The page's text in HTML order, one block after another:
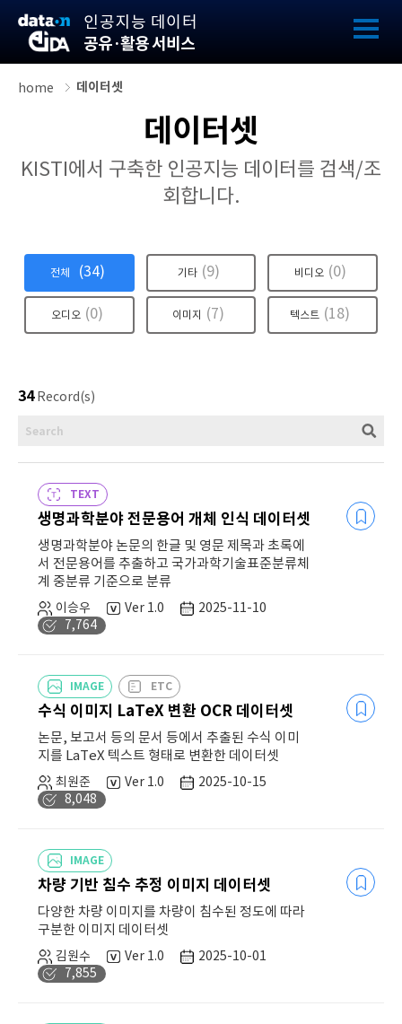
인공지능 데이터
공유·활용 서비스
home 데이터셋
데이터셋
KISTI에서 구축한 인공지능 데이터를 검색/조
회합니다.
전체 34 기타 9 비디오 0
오디오 0 이미지 7 텍스트 18
34Record(s)
TEXT
생명과학분야 전문용어 개체 인식 데이터셋
생명과학분야 논문의 한글 및 영문 제목과 초록에
서 전문용어를 추출하고 국가과학기술표준분류체
계 중분류 기준으로 분류
이승우 Ver 1.0
2025-11-10
7,764
IMAGE ETC
수식 이미지 LaTeX 변환 OCR 데이터셋
논문, 보고서 등의 문서 등에서 추출된 수식 이미
지를 LaTeX 텍스트 형태로 변환한 데이터셋
최원준 Ver 1.0
2025-10-15
8,048
IMAGE
차량 기반 침수 추정 이미지 데이터셋
다양한 차량 이미지를 차량이 침수된 정도에 따라
구분한 이미지 데이터셋
김원수 Ver 1.0
2025-10-01
7,855